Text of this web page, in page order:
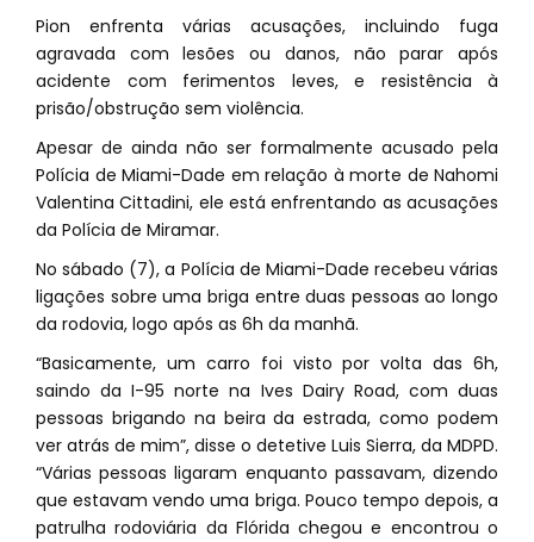
Pion enfrenta várias acusações, incluindo fuga
agravada com lesões ou danos, não parar após
acidente com ferimentos leves, e resistência à
prisão/obstrução sem violência.
Apesar de ainda não ser formalmente acusado pela
Polícia de Miami-Dade em relação à morte de Nahomi
Valentina Cittadini, ele está enfrentando as acusações
da Polícia de Miramar.
No sábado (7), a Polícia de Miami-Dade recebeu várias
ligações sobre uma briga entre duas pessoas ao longo
da rodovia, logo após as 6h da manhã.
“Basicamente, um carro foi visto por volta das 6h,
saindo da I-95 norte na Ives Dairy Road, com duas
pessoas brigando na beira da estrada, como podem
ver atrás de mim”, disse o detetive Luis Sierra, da MDPD.
“Várias pessoas ligaram enquanto passavam, dizendo
que estavam vendo uma briga. Pouco tempo depois, a
patrulha rodoviária da Flórida chegou e encontrou o